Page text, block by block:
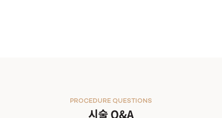
시술 Q&A
PROCEDURE QUESTIONS